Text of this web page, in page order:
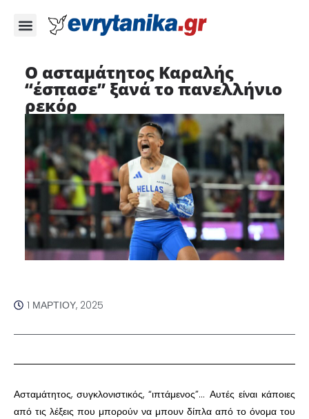
Ο ασταμάτητος Καραλής
“έσπασε” ξανά το πανελλήνιο
ρεκόρ
1 ΜΑΡΤΊΟΥ, 2025
Ασταμάτητος, συγκλονιστικός, “ιπτάμενος”… Αυτές είναι κάποιες
από τις λέξεις που μπορούν να μπουν δίπλα από το όνομα του